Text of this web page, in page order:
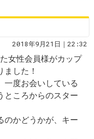
2018年9月21日｜22:32
女性会員様がカップ
ました！
一度お会いしている
ところからのスター
のかどうかが、キー